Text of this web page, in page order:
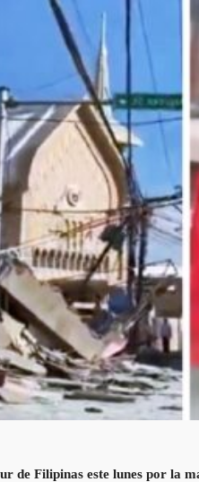
de Filipinas este lunes por la